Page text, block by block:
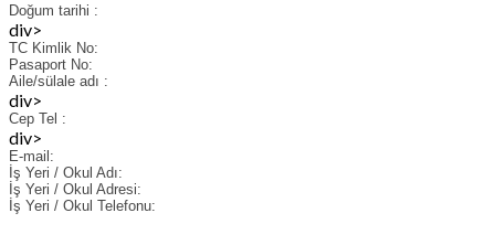
Doğum tarihi :
div>
TC Kimlik No:
Pasaport No:
Aile/sülale adı :
div>
Cep Tel :
div>
E-mail:
İş Yeri / Okul Adı:
İş Yeri / Okul Adresi:
İş Yeri / Okul Telefonu: